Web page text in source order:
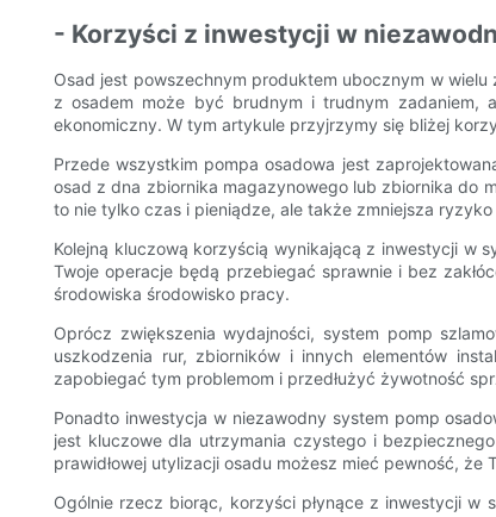
- Korzyści z inwestycji w
Osad jest powszechnym produktem ubocznym w
z osadem może być brudnym i trudnym zadaniem,
ekonomiczny. W tym artykule przyjrzymy się bliżej
Przede wszystkim pompa osadowa jest
osad z dna zbiornika magazynowego lub zbiornika do
to nie tylko czas i pieniądze, ale także zmniejsza
Kolejną kluczową korzyścią wynikającą z inwestycji w
Twoje operacje będą przebiegać sprawnie i bez
środowiska środowisko pracy.
Oprócz zwiększenia wydajności, system pomp
uszkodzenia rur, zbiorników i innych elementów
zapobiegać tym problemom i przedłużyć żywotność
Ponadto inwestycja w niezawodny system pomp
jest kluczowe dla utrzymania czystego i
prawidłowej utylizacji osadu możesz mieć pewność, że
Ogólnie rzecz biorąc, korzyści płynące z inwestycji